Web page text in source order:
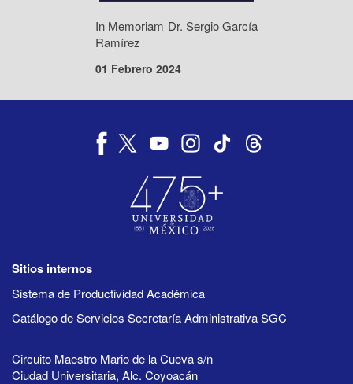
In Memoriam Dr. Sergio García
Ramírez
01 Febrero 2024
Sitios internos
Sistema de Productividad Académica
Catálogo de Servicios Secretaría Administrativa SGC
Circuito Maestro Mario de la Cueva s/n
Ciudad Universitaria, Alc. Coyoacán